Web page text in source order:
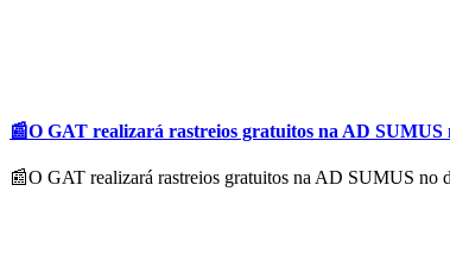
📰O GAT realizará rastreios gratuitos na AD SUMUS
📰O GAT realizará rastreios gratuitos na AD SUMUS no